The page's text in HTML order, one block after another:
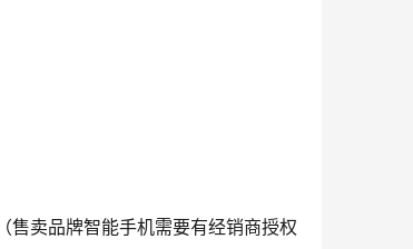
售卖品牌智能手机需要有经销商授权